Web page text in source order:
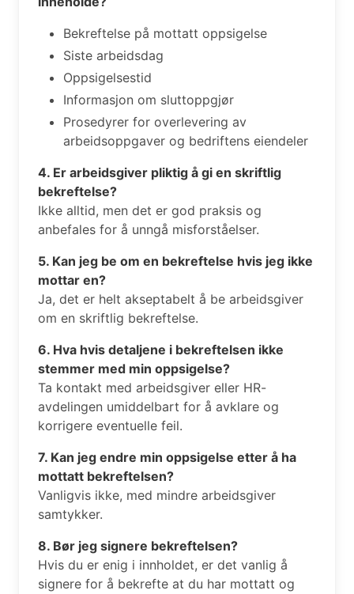
Bekreftelse på mottatt oppsigelse
Siste arbeidsdag
Oppsigelsestid
Informasjon om sluttoppgjør
Prosedyrer for overlevering av
arbeidsoppgaver og bedriftens eiendeler
4. Er arbeidsgiver pliktig å gi en skriftlig
bekreftelse?
Ikke alltid, men det er god praksis og
anbefales for å unngå misforståelser.
5. Kan jeg be om en bekreftelse hvis jeg ikke
mottar en?
Ja, det er helt akseptabelt å be arbeidsgiver
om en skriftlig bekreftelse.
6. Hva hvis detaljene i bekreftelsen ikke
stemmer med min oppsigelse?
Ta kontakt med arbeidsgiver eller HR-
avdelingen umiddelbart for å avklare og
korrigere eventuelle feil.
7. Kan jeg endre min oppsigelse etter å ha
mottatt bekreftelsen?
Vanligvis ikke, med mindre arbeidsgiver
samtykker.
8. Bør jeg signere bekreftelsen?
Hvis du er enig i innholdet, er det vanlig å
signere for å bekrefte at du har mottatt og